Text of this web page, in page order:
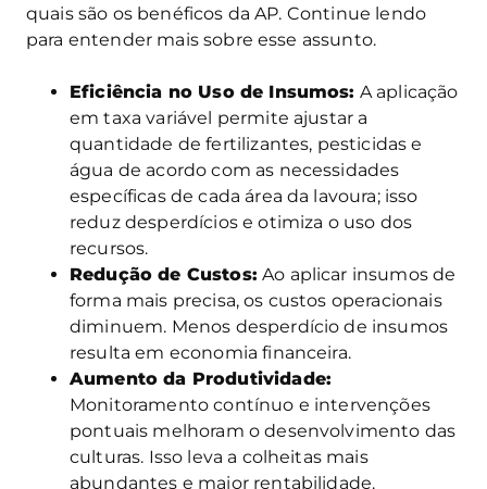
quais são os benéficos da AP. Continue lendo
para entender mais sobre esse assunto.
Eficiência no Uso de Insumos: A aplicação
em taxa variável permite ajustar a
quantidade de fertilizantes, pesticidas e
água de acordo com as necessidades
específicas de cada área da lavoura; isso
reduz desperdícios e otimiza o uso dos
recursos.
Redução de Custos: Ao aplicar insumos de
forma mais precisa, os custos operacionais
diminuem. Menos desperdício de insumos
resulta em economia financeira.
Aumento da Produtividade:
Monitoramento contínuo e intervenções
pontuais melhoram o desenvolvimento das
culturas. Isso leva a colheitas mais
abundantes e maior rentabilidade.